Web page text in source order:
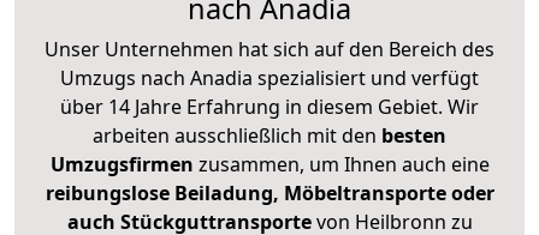
nach Anadia
Unser Unternehmen hat sich auf den Bereich des
Umzugs nach Anadia spezialisiert und verfügt
über 14 Jahre Erfahrung in diesem Gebiet. Wir
arbeiten ausschließlich mit den besten
Umzugsfirmen zusammen, um Ihnen auch eine
reibungslose Beiladung, Möbeltransporte oder
auch Stückguttransportevon Heilbronn zu